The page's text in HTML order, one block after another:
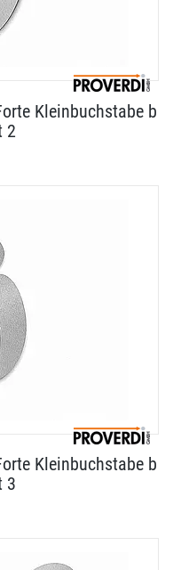
Kleinbuchstabe b
2
Kleinbuchstabe b
3